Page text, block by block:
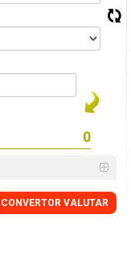
CONVERTOR VALUTAR